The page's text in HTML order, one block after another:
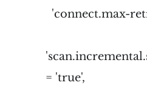
'connect.max-
= 'true',